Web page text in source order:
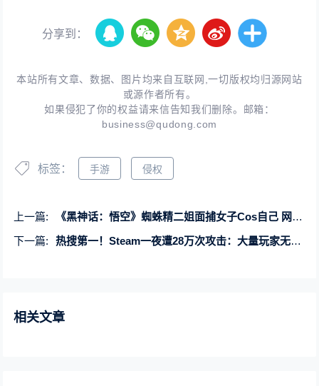
分享到：
本站所有文章、数据、图片均来自互联网,一切版权均归源网站
或源作者所有。
如果侵犯了你的权益请来信告知我们删除。邮箱：
business@qudong.com
标签： 手游 侵权
上一篇:
《黑神话：悟空》蜘蛛精二姐面捕女子Cos自己 网友惊叹：一模一样
下一篇:
热搜第一！Steam一夜遭28万次攻击：大量玩家无法登入
相关文章